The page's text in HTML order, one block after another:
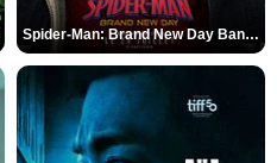
Spider-Man: Brand New Day Bande-annonce (3) VO STFR